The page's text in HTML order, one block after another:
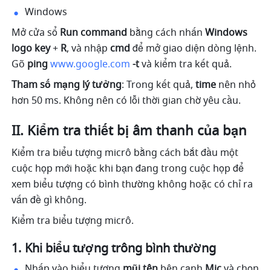
Windows
Mở cửa sổ Run command bằng cách nhấn Windows
logo key + R, và nhập cmd để mở giao diện dòng lệnh.
Gõ ping www.google.com -t và kiểm tra kết quả.
Tham số mạng lý tưởng: Trong kết quả, time nên nhỏ
hơn 50 ms. Không nên có lỗi thời gian chờ yêu cầu.
II. Kiểm tra thiết bị âm thanh của bạn
Kiểm tra biểu tượng micrô bằng cách bắt đầu một
cuộc họp mới hoặc khi bạn đang trong cuộc họp để
xem biểu tượng có bình thường không hoặc có chỉ ra
vấn đề gì không.
Kiểm tra biểu tượng micrô.
Khi biểu tượng trông bình thường